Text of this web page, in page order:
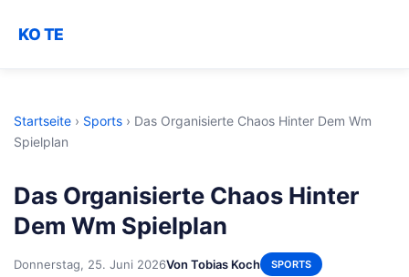
KO TE
Startseite › Sports › Das Organisierte Chaos Hinter Dem Wm
Spielplan
Das Organisierte Chaos Hinter
Dem Wm Spielplan
Donnerstag, 25. Juni 2026Von Tobias Koch SPORTS